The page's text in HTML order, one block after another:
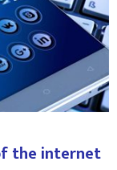
the internet